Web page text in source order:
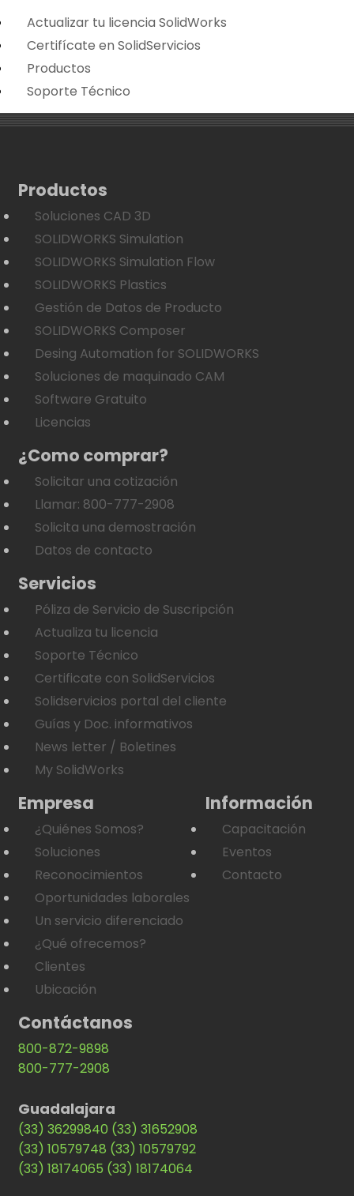
Actualizar tu licencia SolidWorks
Certifícate en SolidServicios
Productos
Soporte Técnico
Productos
Soluciones CAD 3D
SOLIDWORKS Simulation
SOLIDWORKS Simulation Flow
SOLIDWORKS Plastics
Gestión de Datos de Producto
SOLIDWORKS Composer
Desing Automation for SOLIDWORKS
Soluciones de maquinado CAM
Software Gratuito
Licencias
¿Como comprar?
Solicitar una cotización
Llamar: 800-777-2908
Solicita una demostración
Datos de contacto
Servicios
Póliza de Servicio de Suscripción
Actualiza tu licencia
Soporte Técnico
Certificate con SolidServicios
Solidservicios portal del cliente
Guías y Doc. informativos
News letter / Boletines
My SolidWorks
Empresa
¿Quiénes Somos?
Soluciones
Reconocimientos
Oportunidades laborales
Un servicio diferenciado
¿Qué ofrecemos?
Clientes
Ubicación
Información
Capacitación
Eventos
Contacto
Contáctanos
800-872-9898
800-777-2908
Guadalajara
(33) 36299840 (33) 31652908
(33) 10579748 (33) 10579792
(33) 18174065 (33) 18174064